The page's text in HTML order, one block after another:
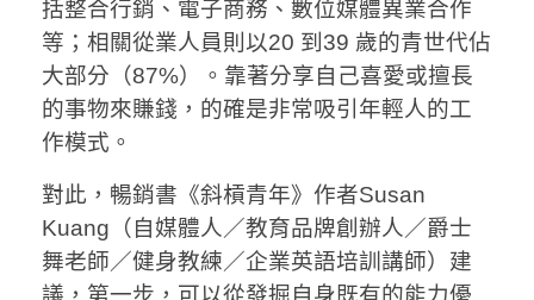
括整合行銷、電子商務、數位媒體異業合作
等；相關從業人員則以20 到39 歲的青世代佔
大部分（87%）。靠著分享自己喜愛或擅長
的事物來賺錢，的確是非常吸引年輕人的工
作模式。
對此，暢銷書《斜槓青年》作者Susan
Kuang（自媒體人／教育品牌創辦人／爵士
舞老師／健身教練／企業英語培訓講師）建